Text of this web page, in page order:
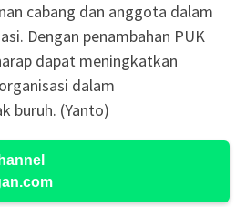
cabang dan anggota dalam
Dengan penambahan PUK
dapat meningkatkan
dalam
buruh. (Yanto)